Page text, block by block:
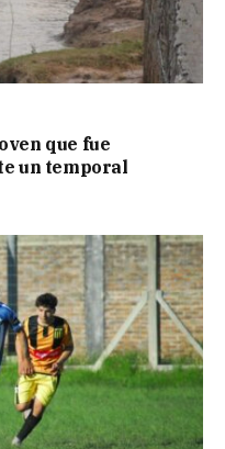
que fue
un temporal